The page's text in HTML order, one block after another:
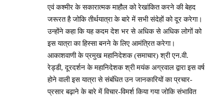
एवं कश्मीर के सकारात्मक माहौल को रेखांकित करने की बेहद
जरूरत है जोकि तीर्थयात्रा के बारे में सभी संदेहों को दूर करेगा।
उन्होंने कहा कि यह कदम देश भर से अधिक से अधिक लोगों को
इस यात्रा का हिस्सा बनने के लिए आमंत्रित करेगा।
आकाशवाणी के प्रमुख महानिदेशक (समाचार) श्री एन.वी.
रेड्डी, दूरदर्शन के महानिदेशक श्री मयंक अग्रवाल द्वारा इस वर्ष
होने वाली इस यात्रा से संबंधित उन जानकारियों का प्रचार-
प्रसार बढ़ाने के बारे में विचार-विमर्श किया गया जोकि संभावित